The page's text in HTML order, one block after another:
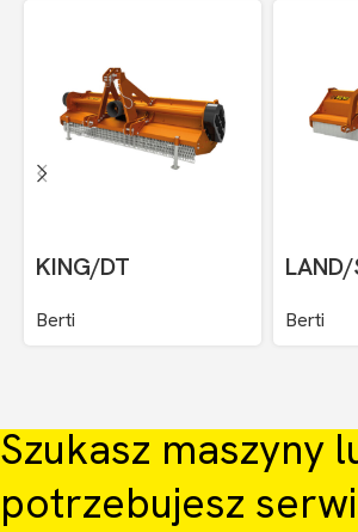
KING/DT
Berti
LAND/
Berti
Szukasz maszyny
potrzebujesz